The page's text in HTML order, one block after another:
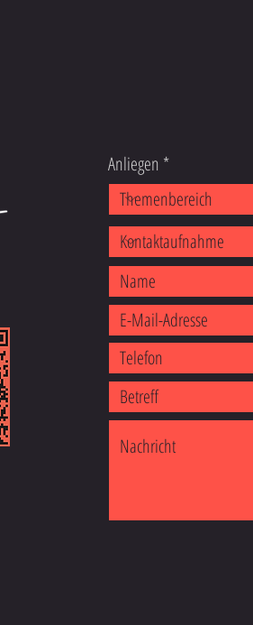
Anliegen